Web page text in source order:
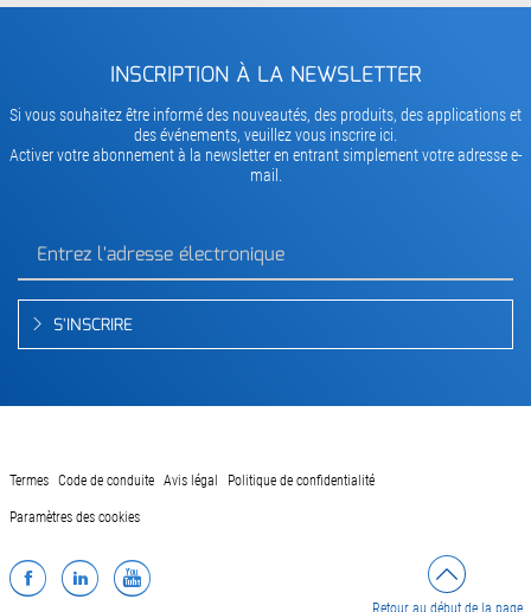
INSCRIPTION À LA NEWSLETTER
Si vous souhaitez être informé des nouveautés, des produits, des applications et
des événements, veuillez vous inscrire ici.
Activer votre abonnement à la newsletter en entrant simplement votre adresse e-
mail.
S'INSCRIRE
Termes Code de conduite Avis légal Politique de confidentialité
Paramètres des cookies
Facebook
LinkedInYouTube
Retour au début de la page